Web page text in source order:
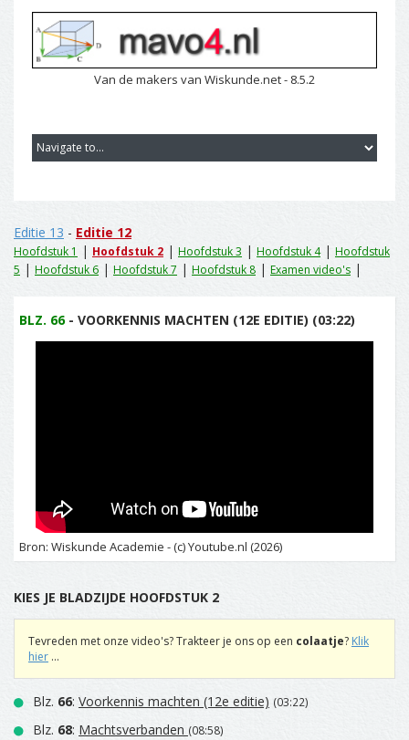
Van de makers van Wiskunde.net - 8.5.2
Editie 13 - Editie 12
Hoofdstuk 1 | Hoofdstuk 2 | Hoofdstuk 3 | Hoofdstuk 4| Hoofdstuk
5 | Hoofdstuk 6 | Hoofdstuk 7 | Hoofdstuk 8 | Examen video's |
BLZ. 66- VOORKENNIS MACHTEN (12E EDITIE) (03:22)
Bron: Wiskunde Academie - (c) Youtube.nl (2026)
KIES JE BLADZIJDE HOOFDSTUK 2
Tevreden met onze video's? Trakteer je ons op een colaatje? Klik
hier ...
Blz. 66: Voorkennis machten (12e editie) (03:22)
Blz. 68: Machtsverbanden (08:58)